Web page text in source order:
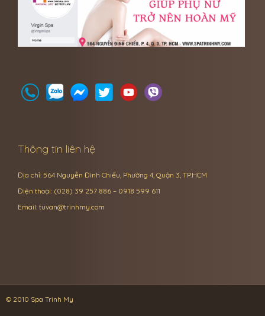
Thông tin liên hệ
Địa chỉ: 564 Nguyễn Đình Chiểu, Phường 4, Quận 3, TP.HCM
Điện thoại: (028) 39 257 886 – 0918 599 611
Email: tuvan@trinhmy.com
© 2010 Spa Trinh My